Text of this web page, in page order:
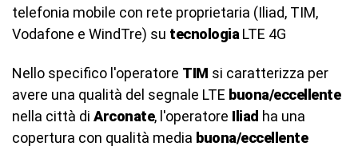
telefonia mobile con rete proprietaria (Iliad, TIM,
Vodafone e WindTre) su tecnologia LTE 4G
Nello specifico l'operatore TIM si caratterizza per
avere una qualità del segnale LTE buona/eccellente
nella città di Arconate, l'operatore Iliad ha una
copertura con qualità media buona/eccellente